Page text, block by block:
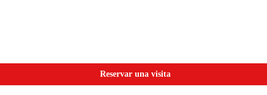
Reservar una visita